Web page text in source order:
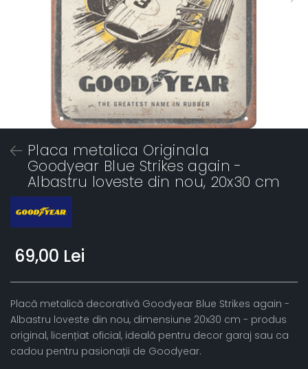
Placa metalica Originala
Goodyear Blue Strikes again -
Albastru loveste din nou, 20x30 cm
69,00 Lei
Placă metalică decorativă Goodyear Blue Strikes again -
Albastru loveste din nou, dimensiune 20x30 cm - produs
original, licențiat oficial, ideală pentru decor garaj sau ca
cadou pentru pasionații de Goodyear.